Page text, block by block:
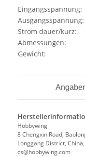
Eingangsspannung:
Ausgangsspannung:
Strom dauer/kurz:
Abmessungen:
Gewicht:
Hobbywing
8 Chengxin Road,
Longgang District, China,
cs@hobbywing.com